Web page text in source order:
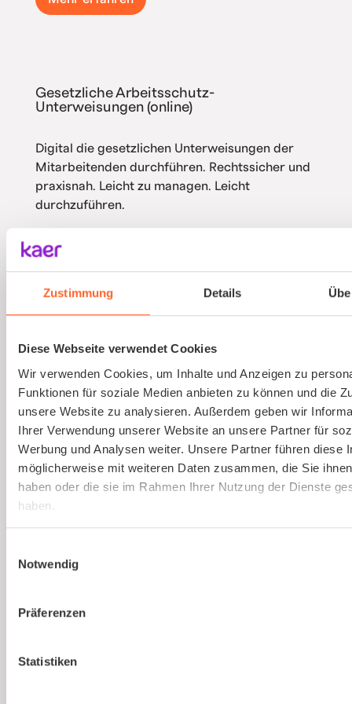
Zustimmung Details
Diese Webseite verwendet Cookies
Wir verwenden Cookies, um Inhalte und Anzeigen zu
Funktionen für soziale Medien anbieten zu können und die
unsere Website zu analysieren. Außerdem geben wir
Ihrer Verwendung unserer Website an unsere Partner für
Werbung und Analysen weiter. Unsere Partner führen diese
möglicherweise mit weiteren Daten zusammen, die Sie
haben oder die sie im Rahmen Ihrer Nutzung der Dienste
haben.
Notwendig
Präferenzen
Statistiken
Gesetzliche Arbeitsschutz-
Unterweisungen (online)
Digital die gesetzlichen Unterweisungen der
Mitarbeitenden durchführen. Rechtssicher und
praxisnah. Leicht zu managen. Leicht
durchzuführen.
Mehr erfahren
(virtuell)
Online und live die Ausbildung zum
Sicherheitsbeauftragten absolvieren. An nur
einem Tag. Strukturierte Schulung, praxisnah
und interessant.
Mehr erfahren